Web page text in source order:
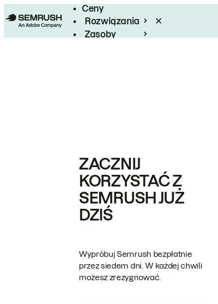
Ceny
Rozwiązania
Zasoby
ZACZNIJ
KORZYSTAĆ Z
SEMRUSH JUŻ
DZIŚ
Wypróbuj Semrush bezpłatnie
przez siedem dni. W każdej chwili
możesz zrezygnować.